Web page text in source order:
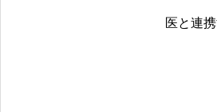
医と連